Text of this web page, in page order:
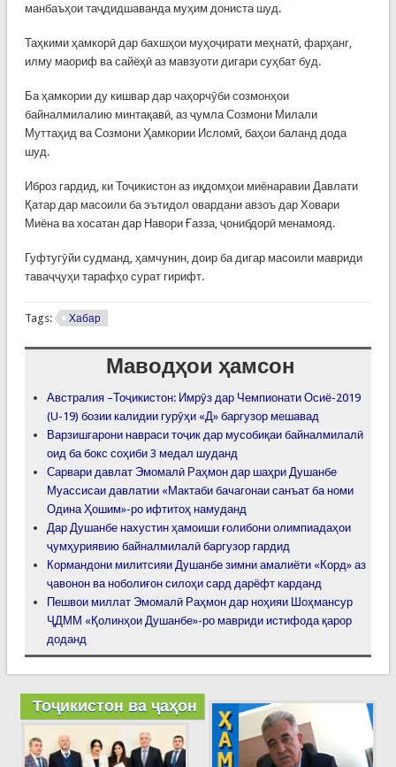
манбаъҳои таҷдидшаванда муҳим дониста шуд.
Таҳкими ҳамкорӣ дар бахшҳои муҳоҷирати меҳнатӣ, фарҳанг,
илму маориф ва сайёҳӣ аз мавзуоти дигари суҳбат буд.
Ба ҳамкории ду кишвар дар чаҳорчӯби созмонҳои
байналмилалию минтақавӣ, аз ҷумла Созмони Милали
Муттаҳид ва Созмони Ҳамкории Исломӣ, баҳои баланд дода
шуд.
Иброз гардид, ки Тоҷикистон аз иқдомҳои миёнаравии Давлати
Қатар дар масоили ба эътидол овардани авзоъ дар Ховари
Миёна ва хосатан дар Навори Ғазза, ҷонибдорӣ менамояд.
Гуфтугӯйи судманд, ҳамчунин, доир ба дигар масоили мавриди
таваҷҷуҳи тарафҳо сурат гирифт.
Tags: Хабар
Маводҳои ҳамсон
Австралия –Тоҷикистон: Имрӯз дар Чемпионати Осиё-2019
(U-19) бозии калидии гурӯҳи «Д» баргузор мешавад
Варзишгарони навраси тоҷик дар мусобиқаи байналмилалӣ
оид ба бокс соҳиби 3 медал шуданд
Сарвари давлат Эмомалӣ Раҳмон дар шаҳри Душанбе
Муассисаи давлатии «Мактаби бачагонаи санъат ба номи
Одина Ҳошим»-ро ифтитоҳ намуданд
Дар Душанбе нахустин ҳамоиши ғолибони олимпиадаҳои
ҷумҳуриявию байналмилалӣ баргузор гардид
Кормандони милитсияи Душанбе зимни амалиёти «Корд» аз
ҷавонон ва ноболиғон силоҳи сард дарёфт карданд
Пешвои миллат Эмомалӣ Раҳмон дар ноҳияи Шоҳмансур
ҶДММ «Қолинҳои Душанбе»-ро мавриди истифода қарор
доданд
Тоҷикистон ва ҷаҳон